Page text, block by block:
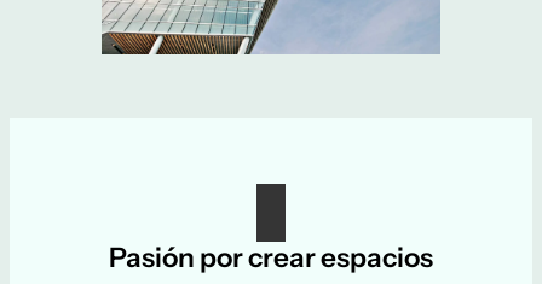
Pasión por crear espacios